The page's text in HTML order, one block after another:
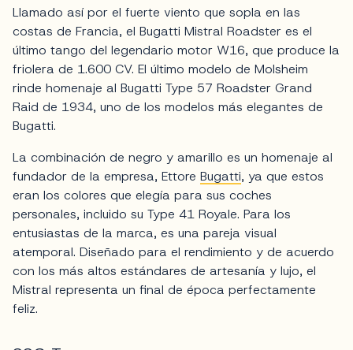
Llamado así por el fuerte viento que sopla en las
costas de Francia, el Bugatti Mistral Roadster es el
último tango del legendario motor W16, que produce la
friolera de 1.600 CV. El último modelo de Molsheim
rinde homenaje al Bugatti Type 57 Roadster Grand
Raid de 1934, uno de los modelos más elegantes de
Bugatti.
La combinación de negro y amarillo es un homenaje al
fundador de la empresa, Ettore Bugatti, ya que estos
eran los colores que elegía para sus coches
personales, incluido su Type 41 Royale. Para los
entusiastas de la marca, es una pareja visual
atemporal. Diseñado para el rendimiento y de acuerdo
con los más altos estándares de artesanía y lujo, el
Mistral representa un final de época perfectamente
feliz.